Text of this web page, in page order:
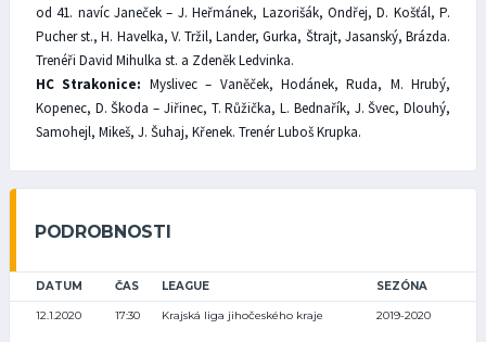
od 41. navíc Janeček – J. Heřmánek, Lazorišák, Ondřej, D. Košťál, P.
Pucher st., H. Havelka, V. Tržil, Lander, Gurka, Štrajt, Jasanský, Brázda.
Trenéři David Mihulka st. a Zdeněk Ledvinka.
HC Strakonice: Myslivec – Vaněček, Hodánek, Ruda, M. Hrubý,
Kopenec, D. Škoda – Jiřinec, T. Růžička, L. Bednařík, J. Švec, Dlouhý,
Samohejl, Mikeš, J. Šuhaj, Křenek. Trenér Luboš Krupka.
PODROBNOSTI
DATUM ČAS LEAGUE SEZÓNA
12.1.2020 17:30 Krajská liga jihočeského kraje 2019-2020